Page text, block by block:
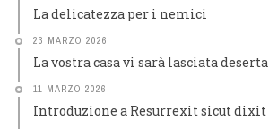
La delicatezza per i nemici
23 MARZO 2026
La vostra casa vi sarà lasciata deserta
11 MARZO 2026
Introduzione a Resurrexit sicut dixit